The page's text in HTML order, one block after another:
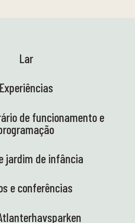
Lar
Experiências
de funcionamento e
jardim de infância
e conferências